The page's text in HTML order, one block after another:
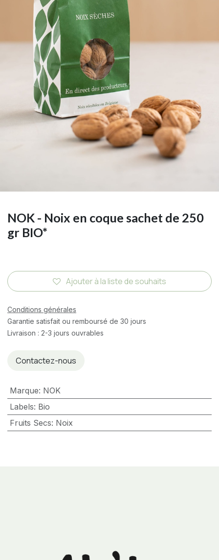
NOK - Noix en coque sachet de 250
gr BIO*
Ajouter à la liste de souhaits
Conditions générales
Garantie satisfait ou remboursé de 30 jours
Livraison : 2-3 jours ouvrables
Contactez-nous
Marque: NOK
Labels: Bio
Fruits Secs: Noix